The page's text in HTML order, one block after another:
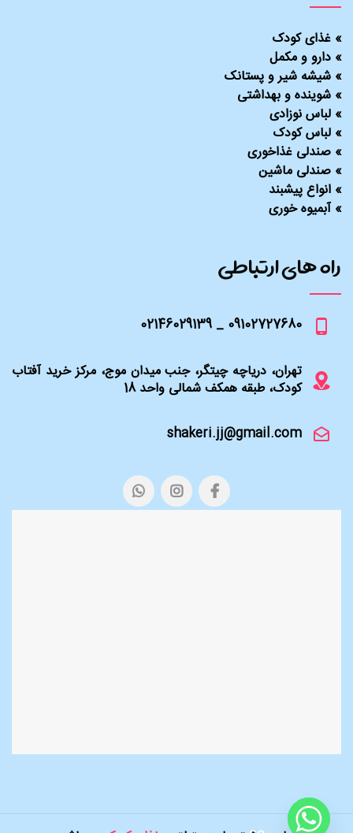
راه های ارتباطی
09102727680 _ 02146029139
تهران، دریاچه چیتگر، جنب میدان موج، مرکز خرید آفتاب
کودک، طبقه همکف شمالی واحد 18
shakeri.jj@gmail.com
» غذای کودک
» دارو و مکمل
» شیشه شیر و پستانک
» شوینده و بهداشتی
» لباس نوزادی
» لباس کودک
» صندلی غذاخوری
» صندلی ماشین
» انواع پیشبند
»آبمیوه خوری